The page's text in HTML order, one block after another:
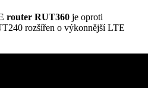
router RUT360 je oproti
rozšířen o výkonnější LTE